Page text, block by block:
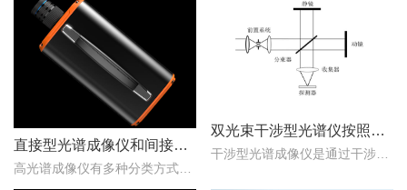
直接型光谱成像仪和间接型光谱成像仪区别
双光束干涉型光谱仪按照调制方式不同可分为哪些类型？